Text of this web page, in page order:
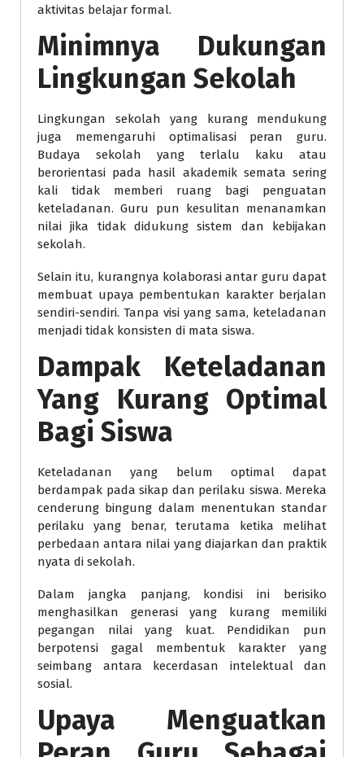
aktivitas belajar formal.
Minimnya Dukungan
Lingkungan Sekolah
Lingkungan sekolah yang kurang mendukung
juga memengaruhi optimalisasi peran guru.
Budaya sekolah yang terlalu kaku atau
berorientasi pada hasil akademik semata sering
kali tidak memberi ruang bagi penguatan
keteladanan. Guru pun kesulitan menanamkan
nilai jika tidak didukung sistem dan kebijakan
sekolah.
Selain itu, kurangnya kolaborasi antar guru dapat
membuat upaya pembentukan karakter berjalan
sendiri-sendiri. Tanpa visi yang sama, keteladanan
menjadi tidak konsisten di mata siswa.
Dampak Keteladanan
Yang Kurang Optimal
Bagi Siswa
Keteladanan yang belum optimal dapat
berdampak pada sikap dan perilaku siswa. Mereka
cenderung bingung dalam menentukan standar
perilaku yang benar, terutama ketika melihat
perbedaan antara nilai yang diajarkan dan praktik
nyata di sekolah.
Dalam jangka panjang, kondisi ini berisiko
menghasilkan generasi yang kurang memiliki
pegangan nilai yang kuat. Pendidikan pun
berpotensi gagal membentuk karakter yang
seimbang antara kecerdasan intelektual dan
sosial.
Upaya Menguatkan